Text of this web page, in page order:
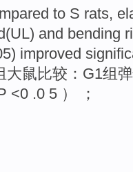
to S rats,
(UL) and bending
improved
大鼠比较 ： G1组
<0 .0 5 ） ；